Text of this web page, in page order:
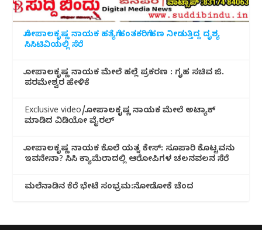
ಗೋಪಾಲಕೃಷ್ಣ ನಾಯಕ ಹತ್ಯೆಗೆ ಹಂತಕರಿಗೆ ಹಣ ನೀಡುತ್ತಿದ್ದ ದೃಶ್ಯ
ಸಿಸಿಟಿವಿಯಲ್ಲಿ ಸೆರೆ
ಗೋಪಾಲಕೃಷ್ಣ ನಾಯಕ ಮೇಲೆ ಹಲ್ಲೆ ಪ್ರಕರಣ : ಗೃಹ ಸಚಿವ ಜಿ.
ಪರಮೇಶ್ವರ ಹೇಳಿಕೆ
Exclusive video/ಗೋಪಾಲಕೃಷ್ಣ ನಾಯಕ ಮೇಲೆ ಅಟ್ಯಾಕ್
ಮಾಡಿದ ವಿಡಿಯೋ ವೈರಲ್
ಗೋಪಾಲಕೃಷ್ಣ ನಾಯಕ ಕೊಲೆ ಯತ್ನ ಕೇಸ್: ಸೂಪಾರಿ ಕೊಟ್ಟವನು
ಇವನೇನಾ? ಸಿಸಿ ಕ್ಯಾಮೆರಾದಲ್ಲಿ ಆರೋಪಿಗಳ ಚಲನವಲನ ಸೆರೆ
ಮಲೆನಾಡಿ‌ನ ಕೆರೆ ಭೇಟೆ ಸಂಭ್ರಮ:ನೋಡೋಕೆ ಚೆಂದ